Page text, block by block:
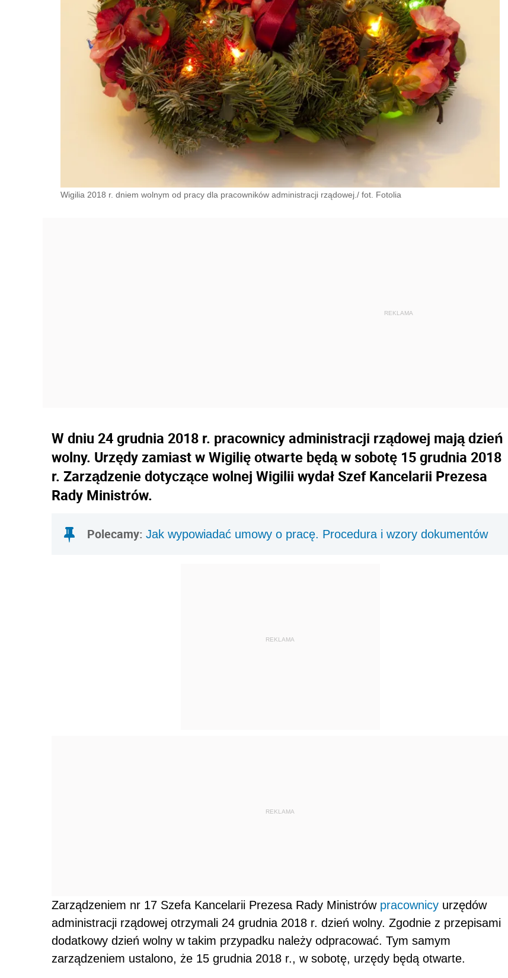
Wigilia 2018 r. dniem wolnym od pracy dla pracowników administracji rządowej./ fot. Fotolia
W dniu 24 grudnia 2018 r. pracownicy administracji rządowej mają dzień
wolny. Urzędy zamiast w Wigilię otwarte będą w sobotę 15 grudnia 2018
r. Zarządzenie dotyczące wolnej Wigilii wydał Szef Kancelarii Prezesa
Rady Ministrów.
Polecamy: Jak wypowiadać umowy o pracę. Procedura i wzory dokumentów
REKLAMA
REKLAMA
Zarządzeniem nr 17 Szefa Kancelarii Prezesa Rady Ministrów pracownicy urzędów
administracji rządowej otrzymali 24 grudnia 2018 r. dzień wolny. Zgodnie z przepisami
dodatkowy dzień wolny w takim przypadku należy odpracować. Tym samym
zarządzeniem ustalono, że 15 grudnia 2018 r., w sobotę, urzędy będą otwarte.